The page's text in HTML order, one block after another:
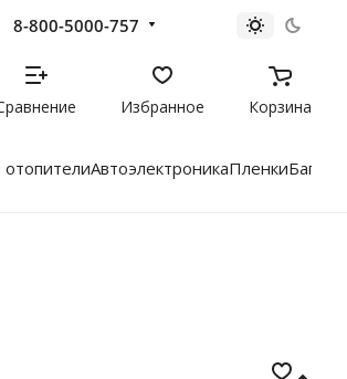
8-800-5000-757
Избранное Корзина
АвтоэлектроникаПленки